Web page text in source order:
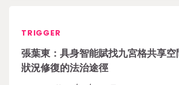
TRIGGER
張葉東：具身智能賦找九宮格共享
狀況修復的法治途徑